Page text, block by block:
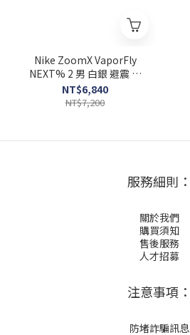
Nike ZoomX VaporFly
NEXT% 2 男 白銀 避震 路
跑 運動 透氣 慢跑鞋
CU4111-100
NT$6,840
NT$7,200
服務細則：
關於我們
購買須知
售後服務
人才招募
注意事項：
防堵詐騙訊息